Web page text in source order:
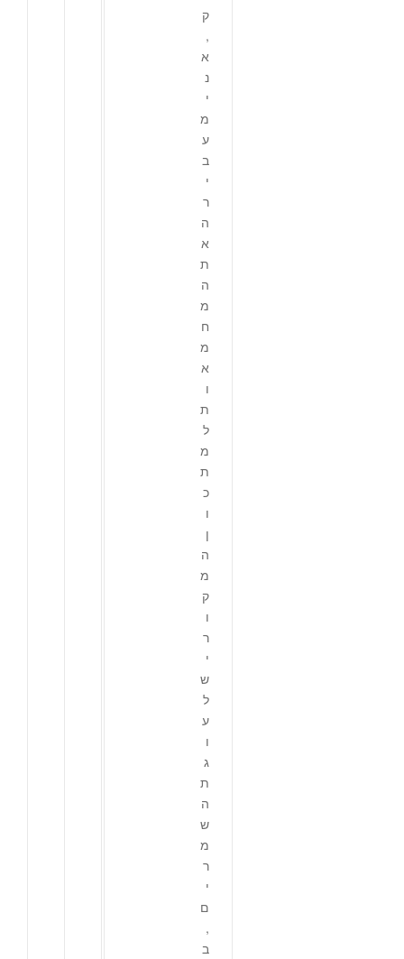
ק
,
א
נ
י
מ
ע
ב
י
ר
ה
א
ת
ה
מ
ח
מ
א
ו
ת
ל
מ
ת
כ
ו
ן
ה
מ
ק
ו
ר
י
ש
ל
ע
ו
ג
ת
ה
ש
מ
ר
י
ם
,
ב